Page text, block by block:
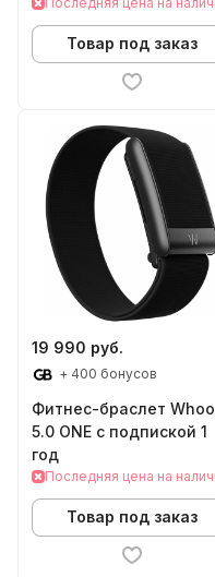
Товар под заказ
19 990 руб.
+ 400 бонусов
Фитнес-браслет
5.0 ONE с подпиской 1
год
Последняя цена на
Товар под заказ